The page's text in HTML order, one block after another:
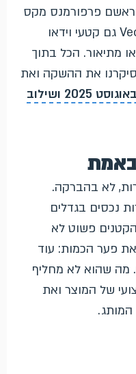
פרפורמנס מקס
ו-Demand Gen), ומאז שילוב Veo גם קטעי וידאו
מתיאור. הכל בתוך
סיקרנו את ההשקה ואת
2025
ושילוב
לא בהברקה.
נכסים בגדלים
פשוט לא
פער הכמות: עוד
מה שהוא לא מחליף
של המוצר ואת